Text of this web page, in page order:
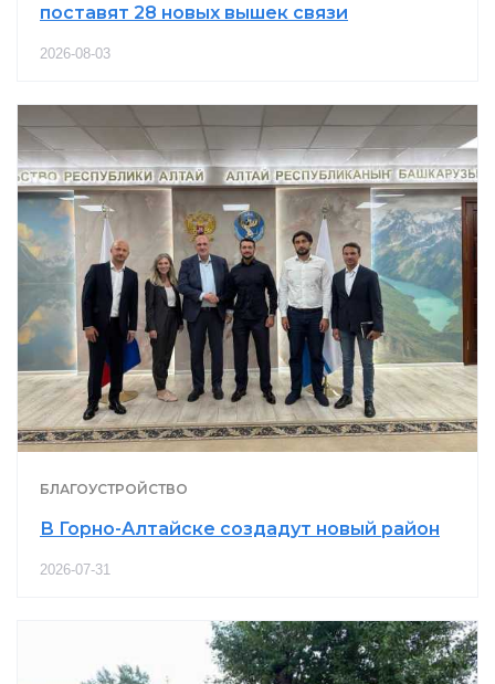
поставят 28 новых вышек связи
2026-08-03
БЛАГОУСТРОЙСТВО
В Горно-Алтайске создадут новый район
2026-07-31